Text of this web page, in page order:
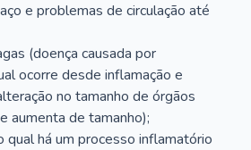
e problemas de circulação até
(doença causada por
ocorre desde inflamação e
no tamanho de órgãos
aumenta de tamanho);
qual há um processo inflamatório